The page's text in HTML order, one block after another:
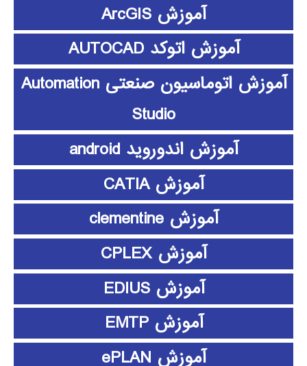
آموزش ArcGIS
آموزش اتوکد AUTOCAD
آموزش اتوماسیون صنعتی Automation
Studio
آموزش اندوروید android
آموزش CATIA
آموزش clementine
آموزش CPLEX
آموزش EDIUS
آموزش EMTP
آموزش ePLAN